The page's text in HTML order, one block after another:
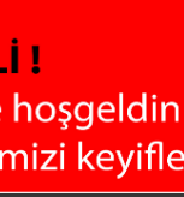
MULTİBOX MB-213
SİYAH CONTALI
KALİTELİ F
KONNEKTÖR (100-
ADET)
238.75 TL